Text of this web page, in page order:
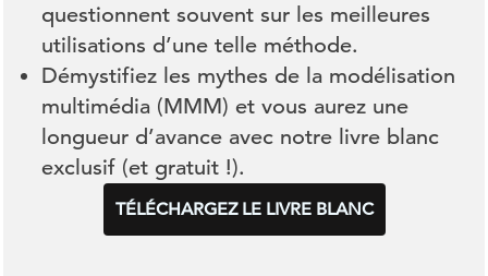
questionnent souvent sur les meilleures
utilisations d’une telle méthode.
Démystifiez les mythes de la modélisation
multimédia (MMM) et vous aurez une
longueur d’avance avec notre livre blanc
exclusif (et gratuit !).
TÉLÉCHARGEZ LE LIVRE BLANC